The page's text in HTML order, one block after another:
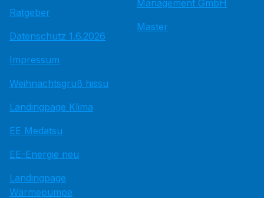
Ratgeber
Datenschutz 1.6.2026
Impressum
Weihnachtsgruß hissu
Landingpage Klima
EE Medatsu
EE-Energie neu
Landingpage
Wärmepumpe
Management GmbH
Master